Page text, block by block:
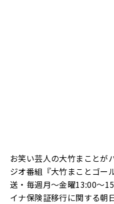
お笑い芸人の大竹まことが
ジオ番組『大竹まことゴー
送・毎週月〜金曜13:00～
イナ保険証移行に関する朝